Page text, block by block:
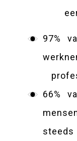
97%
66%